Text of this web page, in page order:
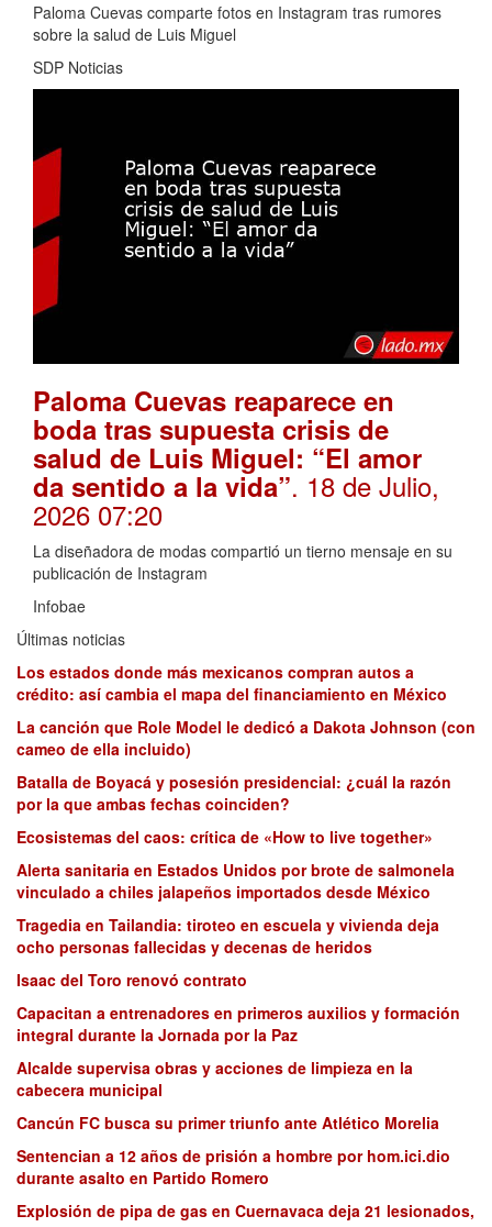
Paloma Cuevas comparte fotos en Instagram tras rumores
sobre la salud de Luis Miguel
SDP Noticias
Paloma Cuevas reaparece en
boda tras supuesta crisis de
salud de Luis Miguel: “El amor
da sentido a la vida”. 18 de Julio,
2026 07:20
La diseñadora de modas compartió un tierno mensaje en su
publicación de Instagram
Infobae
Últimas noticias
Los estados donde más mexicanos compran autos a
crédito: así cambia el mapa del financiamiento en México
La canción que Role Model le dedicó a Dakota Johnson (con
cameo de ella incluido)
Batalla de Boyacá y posesión presidencial: ¿cuál la razón
por la que ambas fechas coinciden?
Ecosistemas del caos: crítica de «How to live together»
Alerta sanitaria en Estados Unidos por brote de salmonela
vinculado a chiles jalapeños importados desde México
Tragedia en Tailandia: tiroteo en escuela y vivienda deja
ocho personas fallecidas y decenas de heridos
Isaac del Toro renovó contrato
Capacitan a entrenadores en primeros auxilios y formación
integral durante la Jornada por la Paz
Alcalde supervisa obras y acciones de limpieza en la
cabecera municipal
Cancún FC busca su primer triunfo ante Atlético Morelia
Sentencian a 12 años de prisión a hombre por hom.ici.dio
durante asalto en Partido Romero
Explosión de pipa de gas en Cuernavaca deja 21 lesionados,